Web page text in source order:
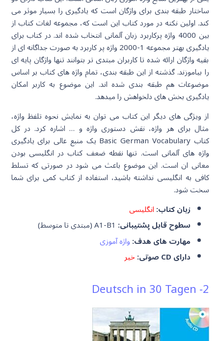
ساختار طبقه بندی برای واژگان است که یادگیری را بسیار موثر می
کند. اولین نکته در مورد کتاب این است که، مجموعه لغات کتاب از
بین 4000 واژه پرکاربرد زبان آلمانی انتخاب شده اند. در کتاب برای
یادگیری بهتر مجموعه 1-2000 واژه پر کاربرد به صورت جداگانه ای از
بقیه واژگان ارائه شده تا کاربران مبتدی تر بتوانند تنها واژگان پایه ای
را بیاموزند. گذشته از این طبقه بندی، تمام واژه های کتاب بر اساس
موضوعات هم طبقه بندی شده اند. این موضوع به کاربر امکان
یادگیری بخش های دلخواهش را میدهد.
از ویژگی های دیگر این کتاب می توان به نمایش نحوه تلفظ واژه،
مثال برای هر واژه، نقش دستوری واژه و … اشاره کرد. در کل
کتاب Basic German Vocabulary یک منبع عالی برای یادگیری
واژه های آلمانی است. تنها نقطه ضعف کتاب در انگلیسی بودن
معانی ان است. این موضوع باعث می شود در صورتی که تسلط
کافی به انگلیسی نداشته باشید، استفاده از کتاب کمی برای شما
سخت شود.
زبان کتاب:انگلیسی
سطوح قابل پشتیبانی:
مهارت های هدف:واژه آموزی
دارای CD صوتی:
خیر
2- Deutsch in 30 Tagen